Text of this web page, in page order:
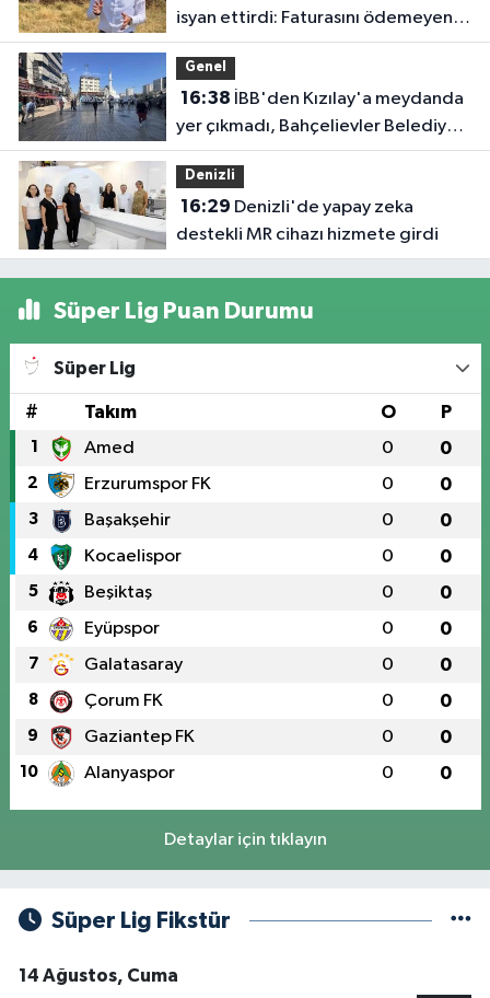
isyan ettirdi: Faturasını ödemeyen
vatandaşlara böyle seslendi
Genel
16:38
yer çıkmadı, Bahçelievler Belediyesi
yer tahsis etti
Denizli
16:29
destekli MR cihazı hizmete girdi
Süper Lig Puan Durumu
Süper Lig
# Takım O P
1 Amed 0 0
2 Erzurumspor FK 0 0
3 Başakşehir 0 0
4 Kocaelispor 0 0
5 Beşiktaş 0 0
6 Eyüpspor 0 0
7 Galatasaray 0 0
8 Çorum FK 0 0
9 Gaziantep FK 0 0
10 Alanyaspor 0 0
Detaylar için tıklayın
Süper Lig Fikstür
14 Ağustos, Cuma